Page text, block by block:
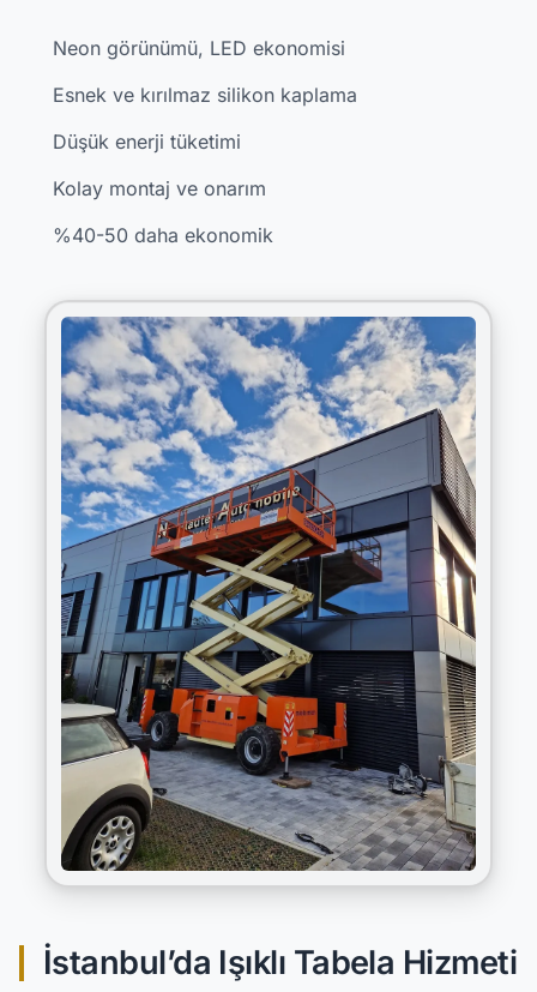
Neon görünümü, LED ekonomisi
Esnek ve kırılmaz silikon kaplama
Düşük enerji tüketimi
Kolay montaj ve onarım
%40-50 daha ekonomik
İstanbul’da Işıklı Tabela Hizmeti